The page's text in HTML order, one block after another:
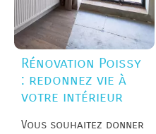
Rénovation Poissy
: redonnez vie à
votre intérieur
Vous souhaitez donner